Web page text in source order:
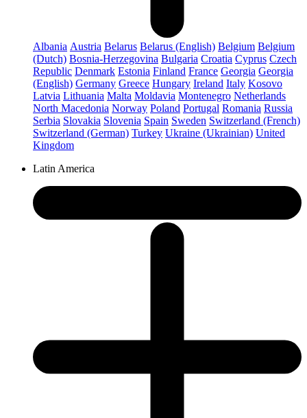
Albania Austria Belarus Belarus (English) Belgium Belgium
(Dutch) Bosnia-Herzegovina Bulgaria Croatia Cyprus Czech
Republic Denmark Estonia Finland France Georgia Georgia
(English) Germany Greece Hungary Ireland Italy Kosovo
Latvia Lithuania Malta Moldavia Montenegro Netherlands
North Macedonia Norway Poland Portugal Romania Russia
Serbia Slovakia Slovenia Spain Sweden Switzerland (French)
Switzerland (German) Turkey Ukraine (Ukrainian) United
Kingdom
Latin America